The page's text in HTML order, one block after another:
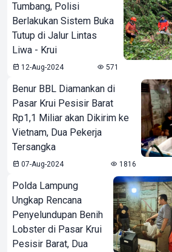
Tumbang, Polisi
Berlakukan Sistem Buka
Tutup di Jalur Lintas
Liwa - Krui
12-Aug-2024 571
Benur BBL Diamankan di
Pasar Krui Pesisir Barat
Rp1,1 Miliar akan Dikirim ke
Vietnam, Dua Pekerja
Tersangka
07-Aug-2024 1816
Polda Lampung
Ungkap Rencana
Penyelundupan Benih
Lobster di Pasar Krui
Pesisir Barat, Dua